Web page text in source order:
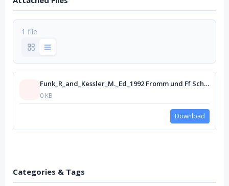
1 file
Funk_R_and_Kessler_M._Ed_1992 Fromm und Ff Schule
0 KB
Download
Categories & Tags